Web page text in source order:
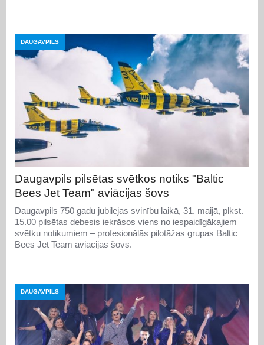
DAUGAVPILS
Daugavpils pilsētas svētkos notiks "Baltic
Bees Jet Team" aviācijas šovs
Daugavpils 750 gadu jubilejas svinību laikā, 31. maijā, plkst.
15.00 pilsētas debesis iekrāsos viens no iespaidīgākajiem
svētku notikumiem – profesionālās pilotāžas grupas Baltic
Bees Jet Team aviācijas šovs.
DAUGAVPILS